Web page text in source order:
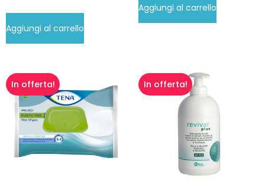
Aggiungi al carrello
Aggiungi al carrello
In offerta! In offerta!